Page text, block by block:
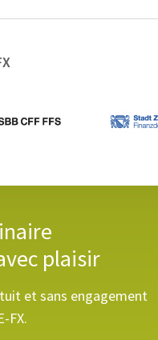
plaisir
et sans engagement
FX.